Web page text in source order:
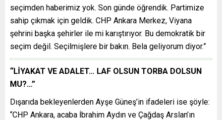
seçimden haberimiz yok. Son günde öğrendik. Partimize
sahip çıkmak için geldik. CHP Ankara Merkez, Viyana
şehrini başka şehirler ile mi karıştırıyor. Bu demokratik bir
seçim değil. Seçilmişlere bir bakın. Bela geliyorum diyor.”
“LİYAKAT VE ADALET… LAF OLSUN TORBA DOLSUN
MU?…”
Dışarıda bekleyenlerden Ayşe Güneş’in ifadeleri ise şöyle:
“CHP Ankara, acaba İbrahim Aydın ve Çağdaş Arslan’ın